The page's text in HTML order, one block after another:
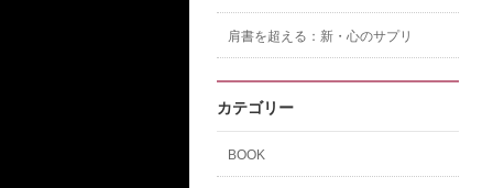
肩書を超える：新・心のサプリ
カテゴリー
BOOK